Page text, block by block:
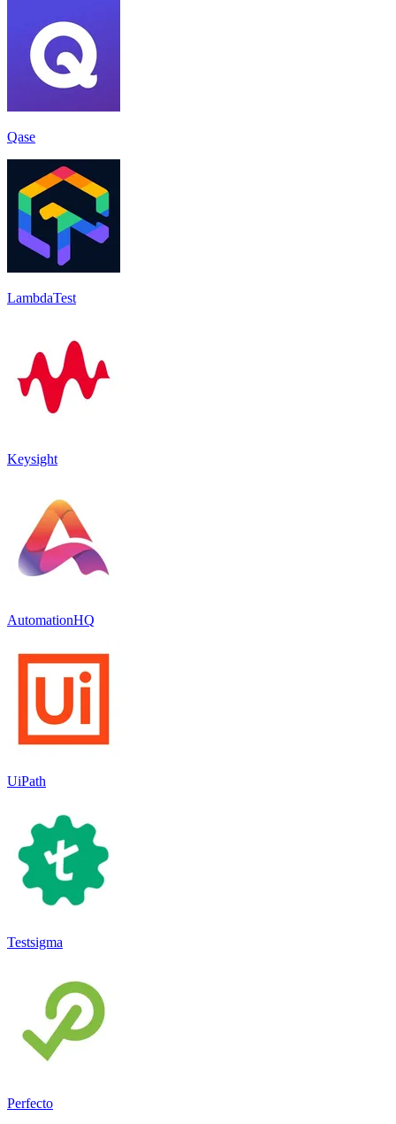
Qase
LambdaTest
Keysight
AutomationHQ
UiPath
Testsigma
Perfecto